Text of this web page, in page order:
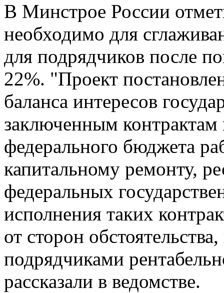
В Минстрое России
необходимо для
для подрядчиков после
22%. "Проект
баланса интересов
заключенным контрактам
федерального бюджета
капитальному ремонту,
федеральных
исполнения таких
от сторон
подрядчиками
рассказали в ведомстве.